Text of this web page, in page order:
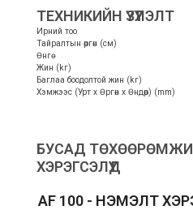
ӨВС
ТАЙРАГЧИЙН
ИР
quantity
ТЕХНИКИЙН ҮЗҮҮЛЭЛТ
Ирний тоо
Тайралтын өргөн (cм)
Өнгө
Жин (kг)
Баглаа боодолтой жин (kг)
Хэмжээс (Урт x Өргөн x Өндөр) (mm)
БУСАД
ХЭРЭГСЭЛҮҮД
AF 100 - НЭМЭЛТ